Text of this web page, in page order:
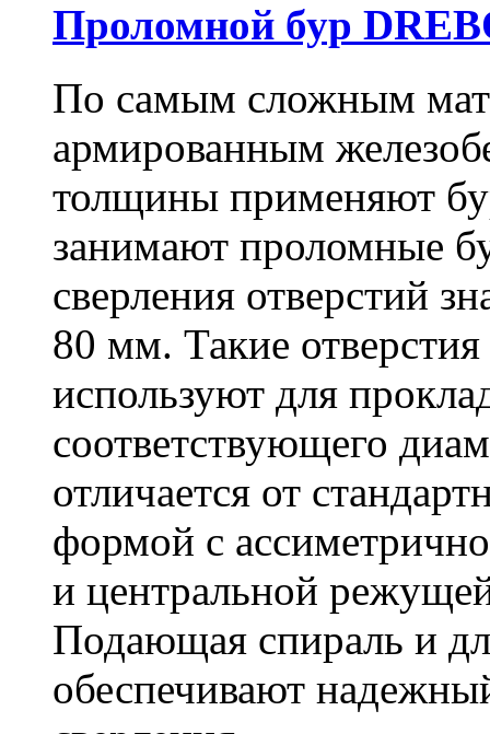
Проломной бур
По самым сложным
армированным
толщины применяют
занимают проломные
сверления отверстий
80 мм. Такие
используют для
соответствующего
отличается от
формой с
и центральной
Подающая спираль и
обеспечивают